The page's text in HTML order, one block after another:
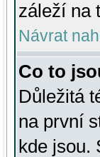
záleží na
Návrat
Co to
Důležitá
na první
kde jsou.